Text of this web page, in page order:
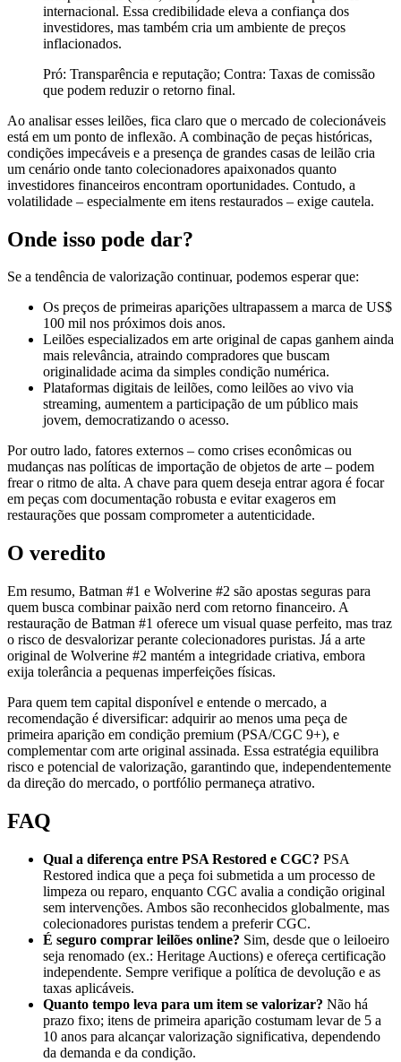
internacional. Essa credibilidade eleva a confiança dos
investidores, mas também cria um ambiente de preços
inflacionados.
Pró: Transparência e reputação; Contra: Taxas de comissão
que podem reduzir o retorno final.
Ao analisar esses leilões, fica claro que o mercado de colecionáveis
está em um ponto de inflexão. A combinação de peças históricas,
condições impecáveis e a presença de grandes casas de leilão cria
um cenário onde tanto colecionadores apaixonados quanto
investidores financeiros encontram oportunidades. Contudo, a
volatilidade – especialmente em itens restaurados – exige cautela.
Onde isso pode dar?
Se a tendência de valorização continuar, podemos esperar que:
Os preços de primeiras aparições ultrapassem a marca de US$
100 mil nos próximos dois anos.
Leilões especializados em arte original de capas ganhem ainda
mais relevância, atraindo compradores que buscam
originalidade acima da simples condição numérica.
Plataformas digitais de leilões, como leilões ao vivo via
streaming, aumentem a participação de um público mais
jovem, democratizando o acesso.
Por outro lado, fatores externos – como crises econômicas ou
mudanças nas políticas de importação de objetos de arte – podem
frear o ritmo de alta. A chave para quem deseja entrar agora é focar
em peças com documentação robusta e evitar exageros em
restaurações que possam comprometer a autenticidade.
O veredito
Em resumo, Batman #1 e Wolverine #2 são apostas seguras para
quem busca combinar paixão nerd com retorno financeiro. A
restauração de Batman #1 oferece um visual quase perfeito, mas traz
o risco de desvalorizar perante colecionadores puristas. Já a arte
original de Wolverine #2 mantém a integridade criativa, embora
exija tolerância a pequenas imperfeições físicas.
Para quem tem capital disponível e entende o mercado, a
recomendação é diversificar: adquirir ao menos uma peça de
primeira aparição em condição premium (PSA/CGC 9+), e
complementar com arte original assinada. Essa estratégia equilibra
risco e potencial de valorização, garantindo que, independentemente
da direção do mercado, o portfólio permaneça atrativo.
FAQ
Qual a diferença entre PSA Restored e CGC? PSA
Restored indica que a peça foi submetida a um processo de
limpeza ou reparo, enquanto CGC avalia a condição original
sem intervenções. Ambos são reconhecidos globalmente, mas
colecionadores puristas tendem a preferir CGC.
É seguro comprar leilões online? Sim, desde que o leiloeiro
seja renomado (ex.: Heritage Auctions) e ofereça certificação
independente. Sempre verifique a política de devolução e as
taxas aplicáveis.
Quanto tempo leva para um item se valorizar? Não há
prazo fixo; itens de primeira aparição costumam levar de 5 a
10 anos para alcançar valorização significativa, dependendo
da demanda e da condição.